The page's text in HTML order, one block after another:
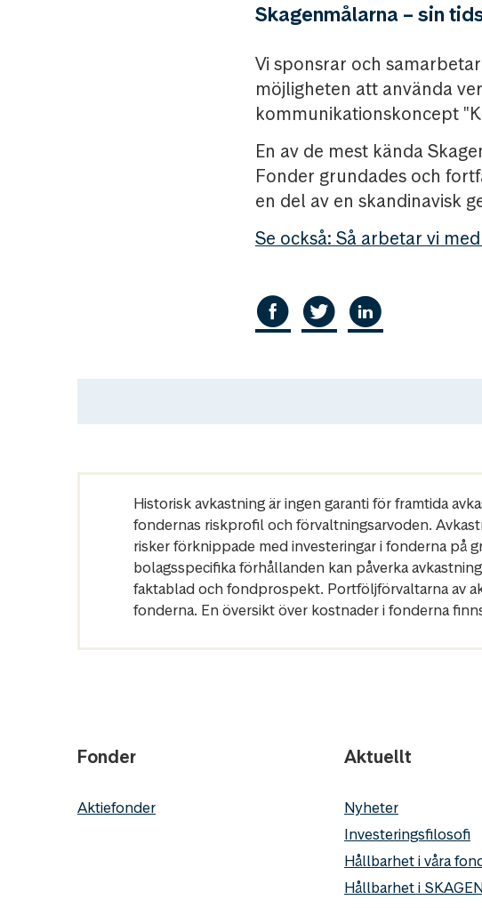
Skagenmålarna – sin
Vi sponsrar och
möjligheten att använda
kommunikationskoncept
En av de mest kända
Fonder grundades och
en del av en skandinavisk
Se också: Så arbetar vi
Historisk avkastning är ingen garanti för framtida
fondernas riskprofil och förvaltningsarvoden.
risker förknippade med investeringar i fonderna på
bolagsspecifika förhållanden kan påverka
faktablad och fondprospekt. Portföljförvaltarna av
fonderna. En översikt över kostnader i fonderna
Fonder
Aktiefonder
Aktuellt
Nyheter
Investeringsfilosofi
Hållbarhet i våra
Hållbarhet i